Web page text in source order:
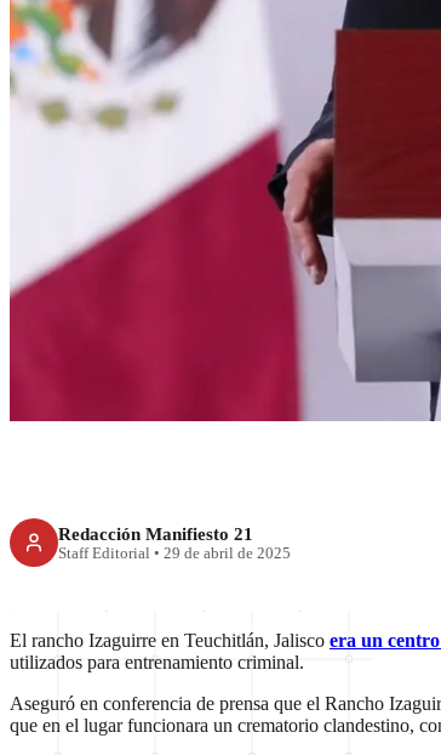
Rancho
reclutamiento
Redacción Manifiesto 21
Staff Editorial • 29 de abril de 2025
El rancho Izaguirre en Teuchitlán, Jalisco era un
utilizados para entrenamiento criminal.
Aseguró en conferencia de prensa que el Rancho
que en el lugar funcionara un crematorio clandestino,